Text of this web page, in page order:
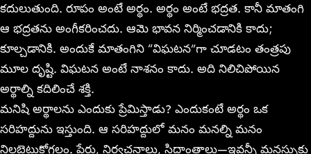
కదులుతుంది. రూపం అంటే అర్థం. అర్థం అంటే భద్రత. కానీ మాతంగి
ఆ భద్రతను అంగీకరించదు. ఆమె భావన నిర్మించడానికి కాదు;
కూల్చడానికి. అందుకే మాతంగిని “విఘటన”గా చూడటం తంత్రపు
మూల దృష్టి. విఘటన అంటే నాశనం కాదు. అది నిలిచిపోయిన
అర్థాల్ని కదిలించే శక్తి.
మనిషి అర్థాలను ఎందుకు ప్రేమిస్తాడు? ఎందుకంటే అర్థం ఒక
సరిహద్దును ఇస్తుంది. ఆ సరిహద్దులో మనం మనల్ని మనం
నిలబెట్టుకోగలం. పేర్లు, నిర్వచనాలు, సిద్ధాంతాలు—ఇవన్నీ మనస్సుకు